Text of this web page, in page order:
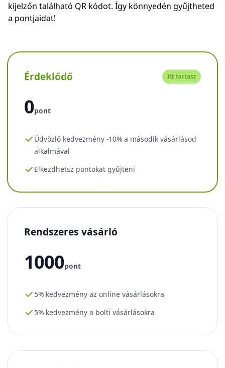
kijelzőn található QR kódot. Így könnyedén gyűjtheted
a pontjaidat!
Érdeklődő Itt tartasz
0pont
Üdvözlő kedvezmény -10% a második vásárlásod
alkalmával
Elkezdhetsz pontokat gyűjteni
Rendszeres vásárló
1000pont
5% kedvezmény az online vásárlásokra
5% kedvezmény a bolti vásárlásokra